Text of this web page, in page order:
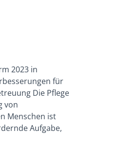
2023 in
für
Die Pflege
von
Menschen ist
Aufgabe,